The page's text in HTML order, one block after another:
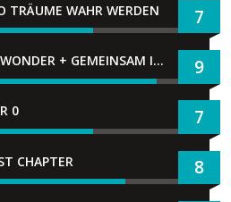
TRÄUME WAHR WERDEN 7
SUPER MARIO BROS. WONDER + GEMEINSAM IM BELLABEL-PARK 9
0 7
CHAPTER 8